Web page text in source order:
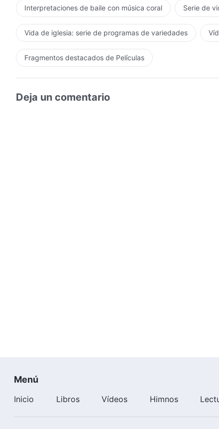
Interpretaciones de baile con música coral Serie de
Vida de iglesia: serie de programas de variedades
Fragmentos destacados de Películas
Deja un comentario
Menú
Inicio Libros Vídeos Himnos